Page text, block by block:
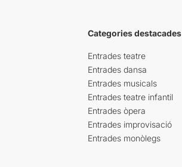
Categories destacades
Entrades teatre
Entrades dansa
Entrades musicals
Entrades teatre infantil
Entrades òpera
Entrades improvisació
Entrades monòlegs